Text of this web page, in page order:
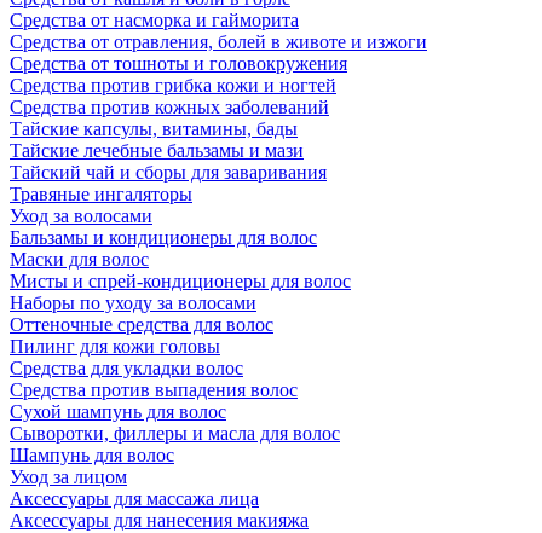
Средства от насморка и гайморита
Средства от отравления, болей в животе и изжоги
Средства от тошноты и головокружения
Средства против грибка кожи и ногтей
Средства против кожных заболеваний
Тайские капсулы, витамины, бады
Тайские лечебные бальзамы и мази
Тайский чай и сборы для заваривания
Травяные ингаляторы
Уход за волосами
Бальзамы и кондиционеры для волос
Маски для волос
Мисты и спрей-кондиционеры для волос
Наборы по уходу за волосами
Оттеночные средства для волос
Пилинг для кожи головы
Средства для укладки волос
Средства против выпадения волос
Сухой шампунь для волос
Сыворотки, филлеры и масла для волос
Шампунь для волос
Уход за лицом
Аксессуары для массажа лица
Аксессуары для нанесения макияжа